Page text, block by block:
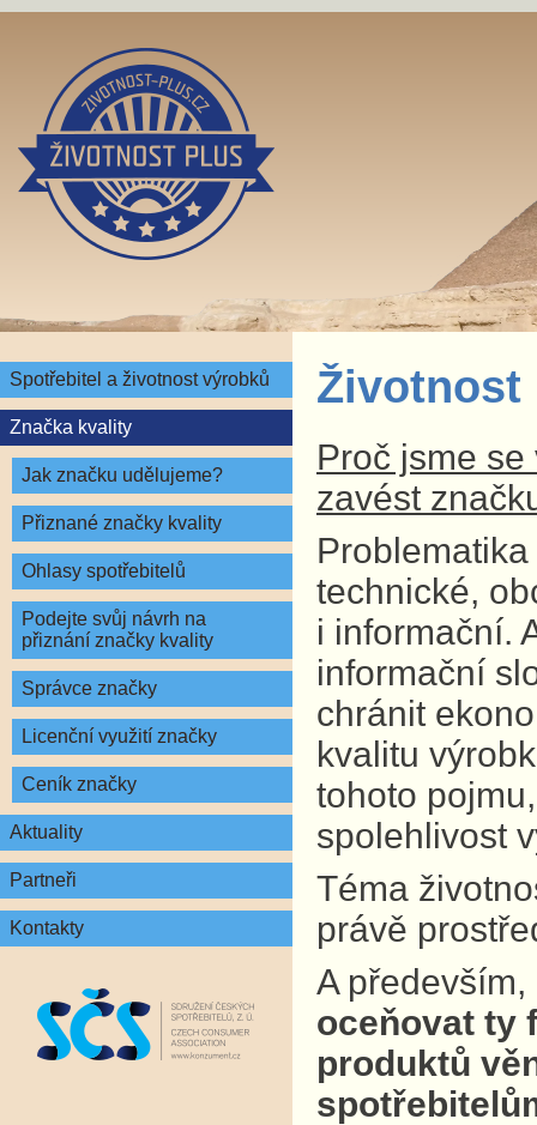
Spotřebitel a životnost výrobků
Značka kvality
Jak značku udělujeme?
Přiznané značky kvality
Ohlasy spotřebitelů
Podejte svůj návrh na
přiznání značky kvality
Správce značky
Licenční využití značky
Ceník značky
Aktuality
Partneři
Kontakty
Životnost
Proč jsme
zavést
technické,
i informační.
informační
chránit
kvalitu
tohoto
spolehlivost
Téma
právě
A především,
oceňovat ty
produktů